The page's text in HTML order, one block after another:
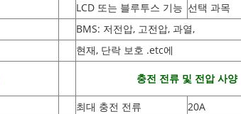
LCD 또는 블루투스 기능 선택 과목
BMS: 저전압, 고전압, 과열,
현재, 단락 보호 .etc에
충전 전류 및 전압 사양
최대 충전 전류
20A